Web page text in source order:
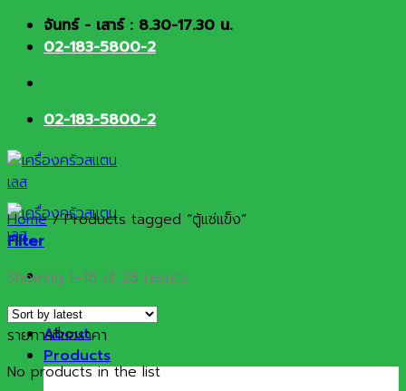
Skip จันทร์ - เสาร์ : 8.30-17.30 น.
02-183-5800-2
02-183-5800-2
HOME
About
Products
Home /Products tagged “ตู้แช่แข็ง”
Filter
Showing 1–18 of 25 results
รายการที่ขอราคา
No products in the list